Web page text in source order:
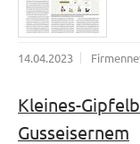
14.04.2023
Kleines-
Gusseisernem